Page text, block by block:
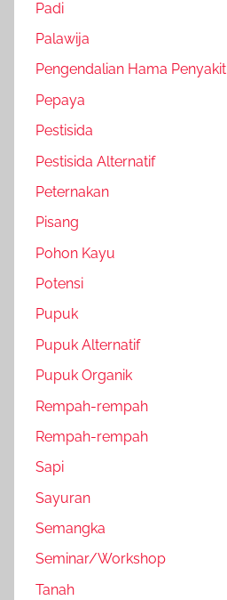
Padi
Palawija
Pengendalian Hama Penyakit
Pepaya
Pestisida
Pestisida Alternatif
Peternakan
Pisang
Pohon Kayu
Potensi
Pupuk
Pupuk Alternatif
Pupuk Organik
Rempah-rempah
Rempah-rempah
Sapi
Sayuran
Semangka
Seminar/Workshop
Tanah